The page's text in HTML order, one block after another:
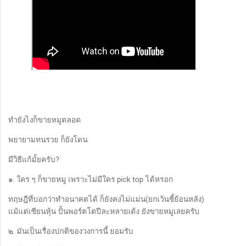
ทำยังไงก็ขายหมูตลอด
พยายามทนรวย ก็ยังโดน
มีวิธีแก้มั้ยครับ?
๑. ใคร ๆ ก็ขายหมู เพราะไม่มีใคร pick top ได้หรอก
ทฤษฎีที่บอกว่าทำอนาคตได้ ก็ยังคงไม่แม่น(ยกเว้นชี้ย้อนหลัง)
แม้แต่เซียนหุ้น ปั้นพอร์ตโตปีละหลายเด้ง ยังขายหมูเลยครับ
๒. มันเป็นเรื่องปกติของวงการนี้ ยอมรับ